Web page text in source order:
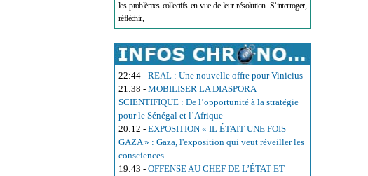
les problèmes collectifs en vue de leur résolution. S’interroger,
réfléchir,
22:44 - REAL : Une nouvelle offre pour Vinicius
21:38 - MOBILISER LA DIASPORA
SCIENTIFIQUE : De l’opportunité à la stratégie
pour le Sénégal et l’Afrique
20:12 - EXPOSITION « IL ÉTAIT UNE FOIS
GAZA » : Gaza, l'exposition qui veut réveiller les
consciences
19:43 - OFFENSE AU CHEF DE L’ÉTAT ET